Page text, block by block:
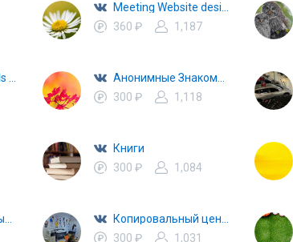
360 ₽
1,187
300 ₽
1,118
Книги
300 ₽
1,084
300 ₽
1,031